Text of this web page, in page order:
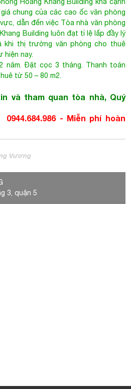
và tham quan tòa nhà, Quý
- Miễn phí hoàn
Vương
3, quận 5